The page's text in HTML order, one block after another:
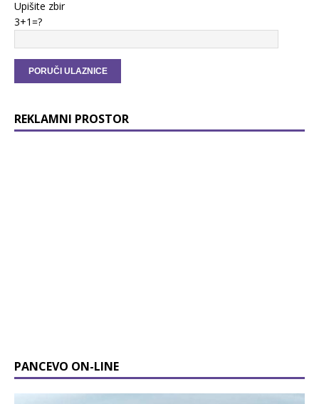
Upišite zbir
3+1=?
REKLAMNI PROSTOR
PANCEVO ON-LINE